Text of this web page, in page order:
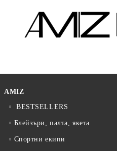
AMIZ
BESTSELLERS
Блейзъри, палта, якета
Спортни екипи